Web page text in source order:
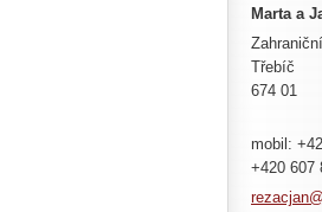
Marta a
Třebíč
674 01
mobil:
+420 607
rezacjan